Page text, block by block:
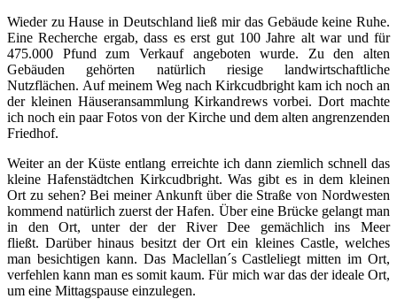
Wieder zu Hause in Deutschland ließ mir das Gebäude keine Ruhe.
Eine Recherche ergab, dass es erst gut 100 Jahre alt war und für
475.000 Pfund zum Verkauf angeboten wurde. Zu den alten
Gebäuden gehörten natürlich riesige landwirtschaftliche
Nutzflächen. Auf meinem Weg nach Kirkcudbright kam ich noch an
der kleinen Häuseransammlung Kirkandrews vorbei. Dort machte
ich noch ein paar Fotos von der Kirche und dem alten angrenzenden
Friedhof.
Weiter an der Küste entlang erreichte ich dann ziemlich schnell das
kleine Hafenstädtchen Kirkcudbright. Was gibt es in dem kleinen
Ort zu sehen? Bei meiner Ankunft über die Straße von Nordwesten
kommend natürlich zuerst der Hafen. Über eine Brücke gelangt man
in den Ort, unter der der River Dee gemächlich ins Meer
fließt. Darüber hinaus besitzt der Ort ein kleines Castle, welches
man besichtigen kann. Das Maclellan´s Castleliegt mitten im Ort,
verfehlen kann man es somit kaum. Für mich war das der ideale Ort,
um eine Mittagspause einzulegen.